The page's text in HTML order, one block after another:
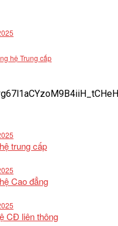
hệ Trung cấp
trung cấp
Cao đẳng
CĐ liên thông